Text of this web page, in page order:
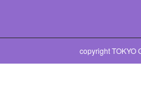
copyright TOKYO